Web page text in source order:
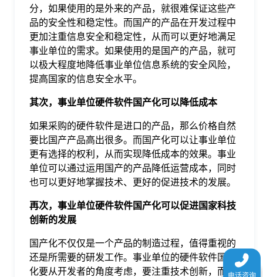
分，如果使用的是外来的产品，就很难保证这些产
品的安全性和稳定性。而国产的产品在开发过程中
更加注重信息安全和稳定性，从而可以更好地满足
事业单位的需求。如果使用的是国产的产品，就可
以极大程度地降低事业单位信息系统的安全风险，
提高国家的信息安全水平。
其次，事业单位硬件软件国产化可以降低成本
如果采购的硬件软件是进口的产品，那么价格自然
要比国产产品高出很多。而国产化可以让事业单位
更有选择的权利，从而实现降低成本的效果。事业
单位可以通过运用国产的产品降低运营成本，同时
也可以更好地掌握技术、更好的促进技术的发展。
再次，事业单位硬件软件国产化可以促进国家科技
创新的发展
国产化不仅仅是一个产品的制造过程，值得重视的
还是所需要的研发工作。事业单位的硬件软件国产
化要从开发者的角度考虑，要注重技术创新，而这